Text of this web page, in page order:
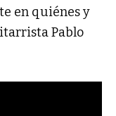
en quiénes y
Pablo